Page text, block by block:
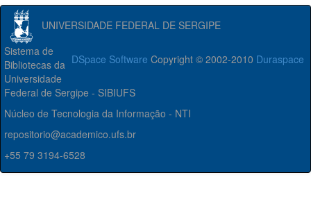
UNIVERSIDADE FEDERAL DE SERGIPE
DSpace Software Copyright © 2002-2010 Duraspace
Sistema de
Bibliotecas da
Universidade
Federal de Sergipe - SIBIUFS
Núcleo de Tecnologia da Informação - NTI
repositorio@academico.ufs.br
+55 79 3194-6528